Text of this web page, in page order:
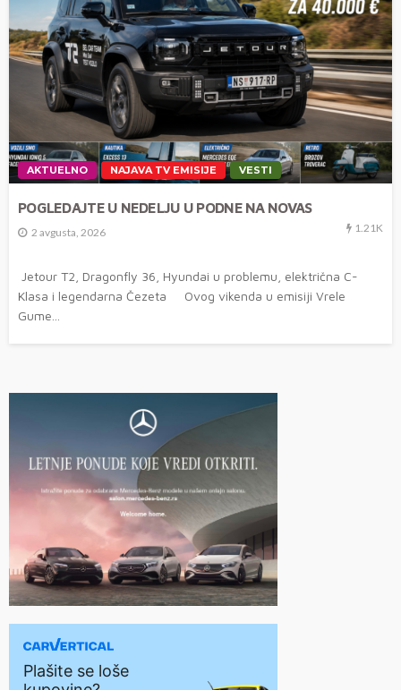
AKTUELNO NAJAVA TV EMISIJE VESTI
POGLEDAJTE U NEDELJU U PODNE NA NOVAS
2 avgusta, 2026 1.21K
Jetour T2, Dragonfly 36, Hyundai u problemu, električna C-
Klasa i legendarna Čezeta Ovog vikenda u emisiji Vrele
Gume...